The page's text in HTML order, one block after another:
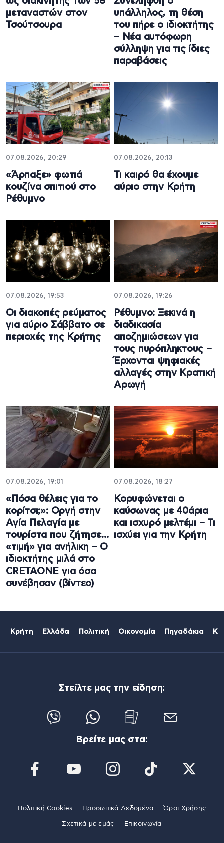
μεταναστών στον
Τσούτσουρα
υπάλληλος, τη θέση
του πήρε ο ιδιοκτήτης
– Νέα αυτόφωρη
σύλληψη για τις ίδιες
παραβάσεις
07.08.2026, 20:29
«Άρπαξε» φωτιά
κουζίνα σπιτιού στο
Ρέθυμνο
07.08.2026, 20:13
Τι καιρό θα έχουμε
αύριο στην Κρήτη
07.08.2026, 19:53
Οι διακοπές ρεύματος
για αύριο Σάββατο σε
περιοχές της Κρήτης
07.08.2026, 19:26
Ρέθυμνο: Ξεκινά η
διαδικασία
αποζημιώσεων για
τους πυρόπληκτους –
Έρχονται ψηφιακές
αλλαγές στην Κρατική
Αρωγή
07.08.2026, 19:01
«Πόσα θέλεις για το
κορίτσι;»: Οργή στην
Αγία Πελαγία με
τουρίστα που ζήτησε…
«τιμή» για ανήλικη – Ο
ιδιοκτήτης μιλά στο
CRETAONE για όσα
συνέβησαν (βίντεο)
07.08.2026, 18:27
Κορυφώνεται ο
καύσωνας με 40άρια
και ισχυρό μελτέμι – Τι
ισχύει για την Κρήτη
Κρήτη Ελλάδα Πολιτική Οικονομία Πηγαδάκια
Στείλτε μας την είδηση:
Βρείτε μας στα:
Πολιτική Cookies Προσωπικά Δεδομένα Όροι Χρήσης
Σχετικά με εμάς Επικοινωνία